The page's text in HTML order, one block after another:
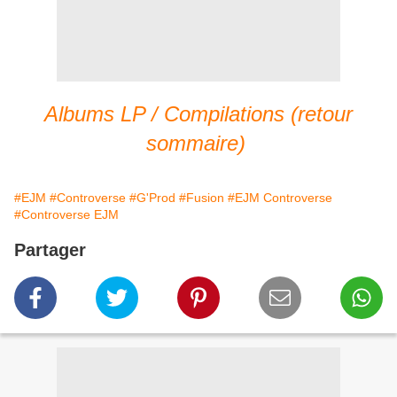
Albums LP / Compilations (retour
sommaire)
#EJM #Controverse #G'Prod #Fusion #EJM Controverse
#Controverse EJM
Partager